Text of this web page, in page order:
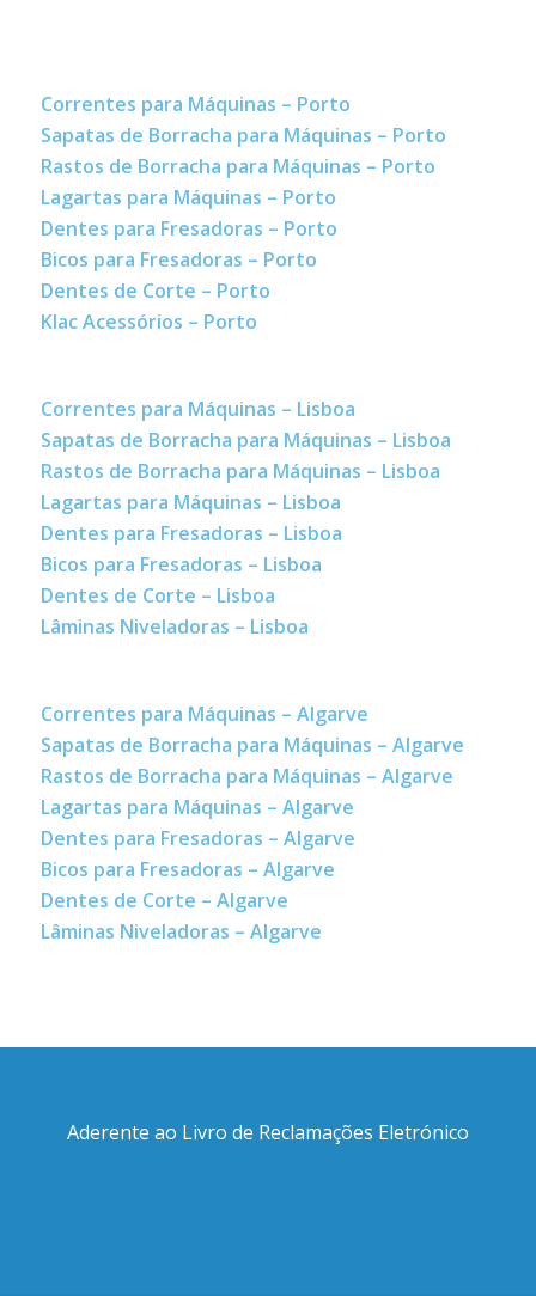
Correntes para Máquinas – Porto
Sapatas de Borracha para Máquinas – Porto
Rastos de Borracha para Máquinas – Porto
Lagartas para Máquinas – Porto
Dentes para Fresadoras – Porto
Bicos para Fresadoras – Porto
Dentes de Corte – Porto
Klac Acessórios – Porto
Correntes para Máquinas – Lisboa
Sapatas de Borracha para Máquinas – Lisboa
Rastos de Borracha para Máquinas – Lisboa
Lagartas para Máquinas – Lisboa
Dentes para Fresadoras – Lisboa
Bicos para Fresadoras – Lisboa
Dentes de Corte – Lisboa
Lâminas Niveladoras – Lisboa
Correntes para Máquinas – Algarve
Sapatas de Borracha para Máquinas – Algarve
Rastos de Borracha para Máquinas – Algarve
Lagartas para Máquinas – Algarve
Dentes para Fresadoras – Algarve
Bicos para Fresadoras – Algarve
Dentes de Corte – Algarve
Lâminas Niveladoras – Algarve
Aderente ao Livro de Reclamações Eletrónico